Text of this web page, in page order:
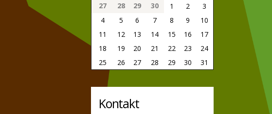
27
28 29 30 1 2
3
4
5 6 7 8 9
10
11
12 13 14 15 16
17
18
19 20 21 22 23
24
25
26 27 28 29 30 31
Kontakt